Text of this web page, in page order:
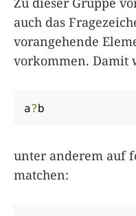
auch das
vorangehende
vorkommen. Damit
a?b
unter anderem auf
matchen: